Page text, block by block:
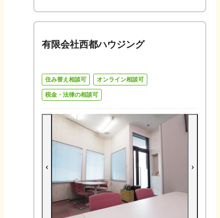
有限会社西都ハウジング
住み替え相談可 オンライン相談可
税金・法律の相談可